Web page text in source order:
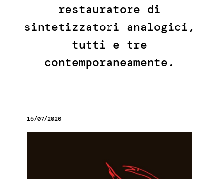
restauratore di
sintetizzatori analogici,
tutti e tre
contemporaneamente.
15/07/2026